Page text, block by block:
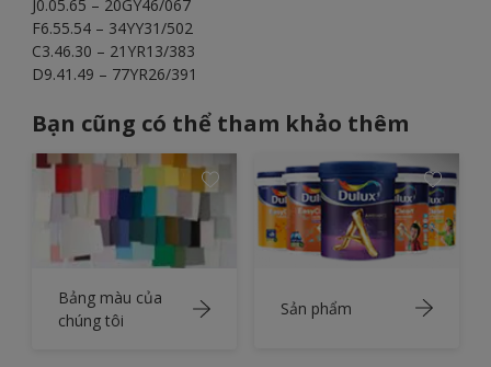
J0.05.65 – 20GY46/067
F6.55.54 – 34YY31/502
C3.46.30 – 21YR13/383
D9.41.49 – 77YR26/391
Bạn cũng có thể tham khảo thêm
Bảng màu của
chúng tôi
Sản phẩm